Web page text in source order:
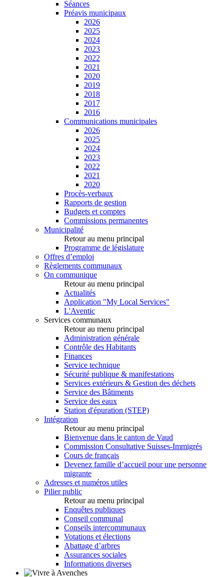
Séances
Préavis municipaux
2026
2025
2024
2023
2022
2021
2020
2019
2018
2017
2016
Communications municipales
2026
2025
2024
2023
2022
2021
2020
Procès-verbaux
Rapports de gestion
Budgets et comptes
Commissions permanentes
Municipalité
Retour au menu principal
Programme de législature
Offres d’emploi
Règlements communaux
On communique
Retour au menu principal
Actualités
Application "My Local Services"
L'Aventic
Services communaux
Retour au menu principal
Administration générale
Contrôle des Habitants
Finances
Service technique
Sécurité publique & manifestations
Services extérieurs & Gestion des déchets
Service des Bâtiments
Service des eaux
Station d'épuration (STEP)
Intégration
Retour au menu principal
Bienvenue dans le canton de Vaud
Commission Consultative Suisses-Immigrés
Cours de français
Devenez famille d’accueil pour une personne
migrante
Adresses et numéros utiles
Pilier public
Retour au menu principal
Enquêtes publiques
Conseil communal
Conseils intercommunaux
Votations et élections
Abattage d’arbres
Assurances sociales
Informations diverses